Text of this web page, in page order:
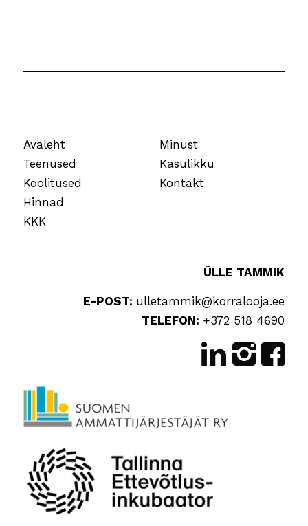
Avaleht
Teenused
Koolitused
Hinnad
KKK
Minust
Kasulikku
Kontakt
ÜLLE TAMMIK
E-POST: ulletammik@korralooja.ee
TELEFON: +372 518 4690